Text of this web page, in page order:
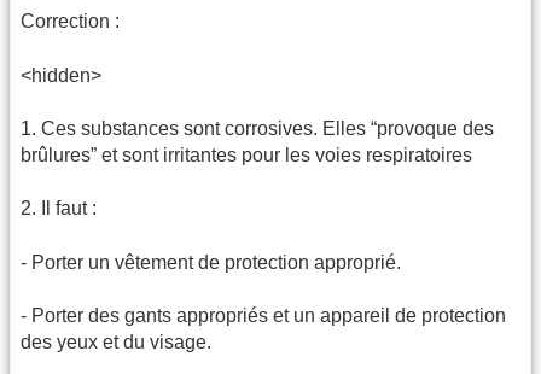
Correction :
<hidden>
1. Ces substances sont corrosives. Elles “provoque des
brûlures” et sont irritantes pour les voies respiratoires
2. Il faut :
- Porter un vêtement de protection approprié.
- Porter des gants appropriés et un appareil de protection
des yeux et du visage.